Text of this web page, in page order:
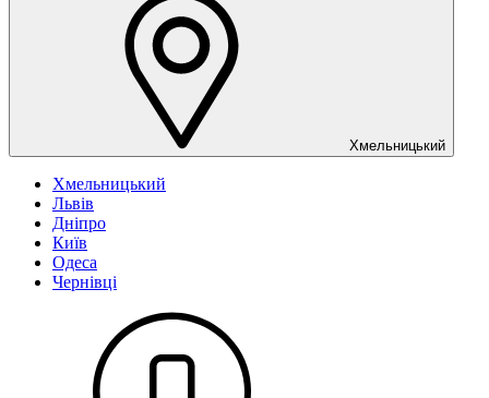
Хмельницький
Хмельницький
Львів
Дніпро
Київ
Одеса
Чернівці